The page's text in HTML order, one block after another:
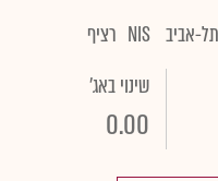
תל-אביב NIS רציף
שינוי באג'
0.00